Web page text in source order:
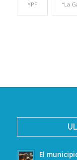
YPF “La
El